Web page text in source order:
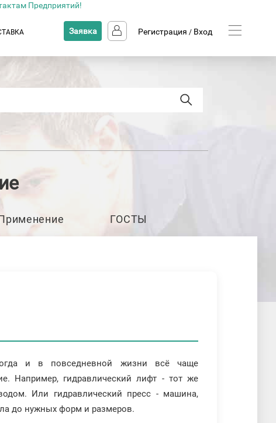
Предприятий!
Заявка Регистрация / Вход
ГОСТЫ
и в повседневной жизни всё чаще
Например, гидравлический лифт - тот же
Или гидравлический пресс - машина,
до нужных форм и размеров.